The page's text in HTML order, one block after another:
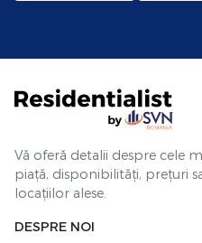
Vă oferă detalii despre cele
piață, disponibilități, prețuri
locațiilor alese.
DESPRE NOI